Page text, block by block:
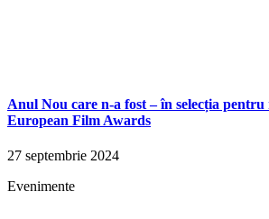
Anul Nou care n-a fost – în selecția
European Film Awards
27 septembrie 2024
Evenimente